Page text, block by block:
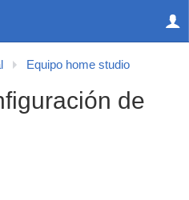
Equipo home studio
de